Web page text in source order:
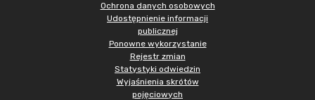
Ochrona danych osobowych
Udostępnienie informacji
publicznej
Ponowne wykorzystanie
Rejestr zmian
Statystyki odwiedzin
Wyjaśnienia skrótów
pojęciowych